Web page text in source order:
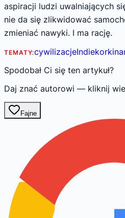
aspiracji ludzi uwalniających
nie da się zlikwidować
zmieniać nawyki. I ma rację.
TEMATY:cywilizacjeIndiekorki
Spodobał Ci się ten artykuł?
Daj znać autorowi — kliknij
Fajne